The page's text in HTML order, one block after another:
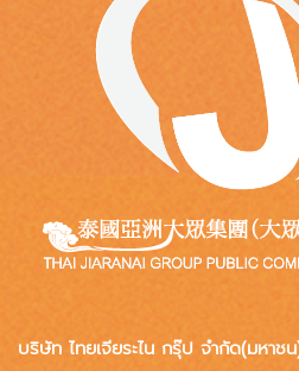
บริษัท ไทยเจียระไน กรุ๊ป จำกัด(มหาช